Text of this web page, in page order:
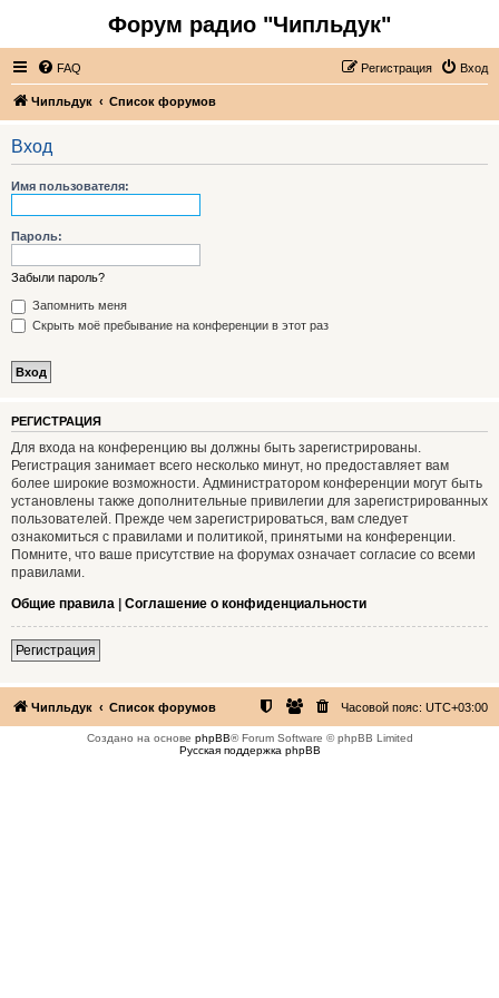
Форум радио "Чипльдук"
FAQ Вход
Регистрация
Чипльдук Список форумов
Вход
Имя пользователя:
Пароль:
Забыли пароль?
Запомнить меня
Скрыть моё пребывание на конференции в этот раз
РЕГИСТРАЦИЯ
Для входа на конференцию вы должны быть зарегистрированы.
Регистрация занимает всего несколько минут, но предоставляет вам
более широкие возможности. Администратором конференции могут быть
установлены также дополнительные привилегии для зарегистрированных
пользователей. Прежде чем зарегистрироваться, вам следует
ознакомиться с правилами и политикой, принятыми на конференции.
Помните, что ваше присутствие на форумах означает согласие со всеми
правилами.
Общие правила | Соглашение о конфиденциальности
Регистрация
Чипльдук Список форумов Часовой пояс: UTC+03:00
Создано на основе phpBB® Forum Software © phpBB Limited
Русская поддержка phpBB